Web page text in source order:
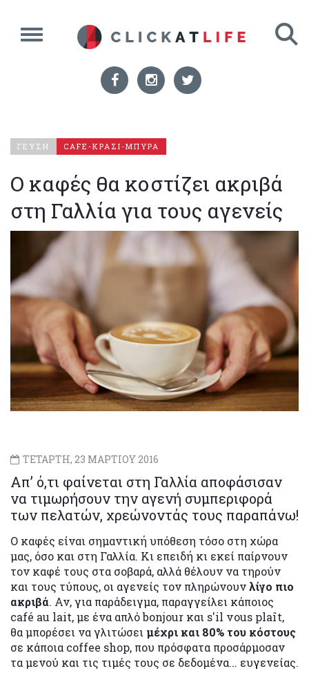
ΓΕΥΣΗ CAFE-ΚΡΑΣΙ-ΜΠΥΡΑ
Ο καφές θα κοστίζει ακριβά
στη Γαλλία για τους αγενείς
ΤΕΤΑΡΤΗ, 23 ΜΑΡΤΙΟΥ 2016
Απ’ ό,τι φαίνεται στη Γαλλία αποφάσισαν
να τιμωρήσουν την αγενή συμπεριφορά
των πελατών, χρεώνοντάς τους παραπάνω!
Ο καφές είναι σημαντική υπόθεση τόσο στη χώρα
μας, όσο και στη Γαλλία. Κι επειδή κι εκεί παίρνουν
τον καφέ τους στα σοβαρά, αλλά θέλουν να τηρούν
και τους τύπους, οι αγενείς τον πληρώνουνλίγο πιο
ακριβά. Αν, για παράδειγμα, παραγγείλει κάποιος
café au lait, με ένα απλό bonjour και s'il vous plaît,
θα μπορέσει να γλιτώσειμέχρι και 80% του κόστους
σε κάποια coffee shop, που πρόσφατα προσάρμοσαν
τα μενού και τις τιμές τους σε δεδομένα... ευγενείας.